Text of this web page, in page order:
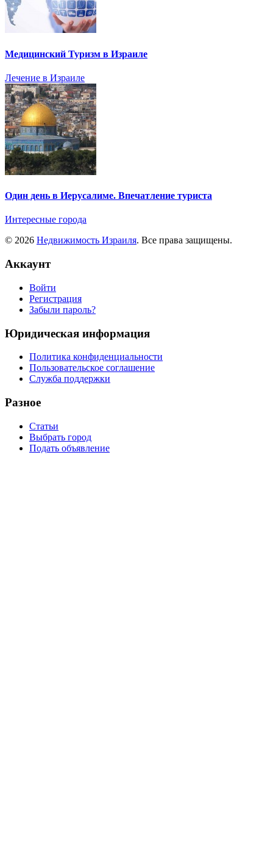
Медицинский Туризм в Израиле
Лечение в Израиле
Один день в Иерусалиме. Впечатление туриста
Интересные города
© 2026 Недвижимость Израиля. Все права защищены.
Аккаунт
Войти
Регистрация
Забыли пароль?
Юридическая информация
Политика конфиденциальности
Пользовательское соглашение
Служба поддержки
Разное
Статьи
Выбрать город
Подать объявление